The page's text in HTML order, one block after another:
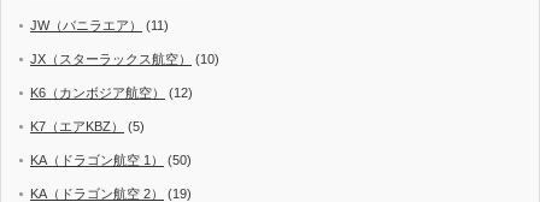
JW（バニラエア） (11)
JX（スターラックス航空） (10)
K6（カンボジア航空） (12)
K7（エアKBZ） (5)
KA（ドラゴン航空 1） (50)
KA（ドラゴン航空 2） (19)